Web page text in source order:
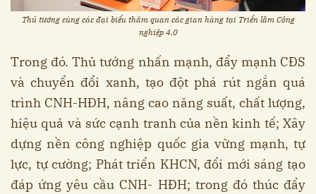
Thủ tướng cùng các đại biểu thăm quan các gian hàng tại Triển lãm Công
nghiệp 4.0
Trong đó. Thủ tướng nhấn mạnh, đẩy mạnh CĐS
và chuyển đổi xanh, tạo đột phá rút ngắn quá
trình CNH-HĐH, nâng cao năng suất, chất lượng,
hiệu quả và sức cạnh tranh của nền kinh tế; Xây
dựng nền công nghiệp quốc gia vững mạnh, tự
lực, tự cường; Phát triển KHCN, đổi mới sáng tạo
đáp ứng yêu cầu CNH- HĐH; trong đó thúc đẩy